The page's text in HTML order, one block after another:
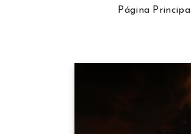
Página Principal